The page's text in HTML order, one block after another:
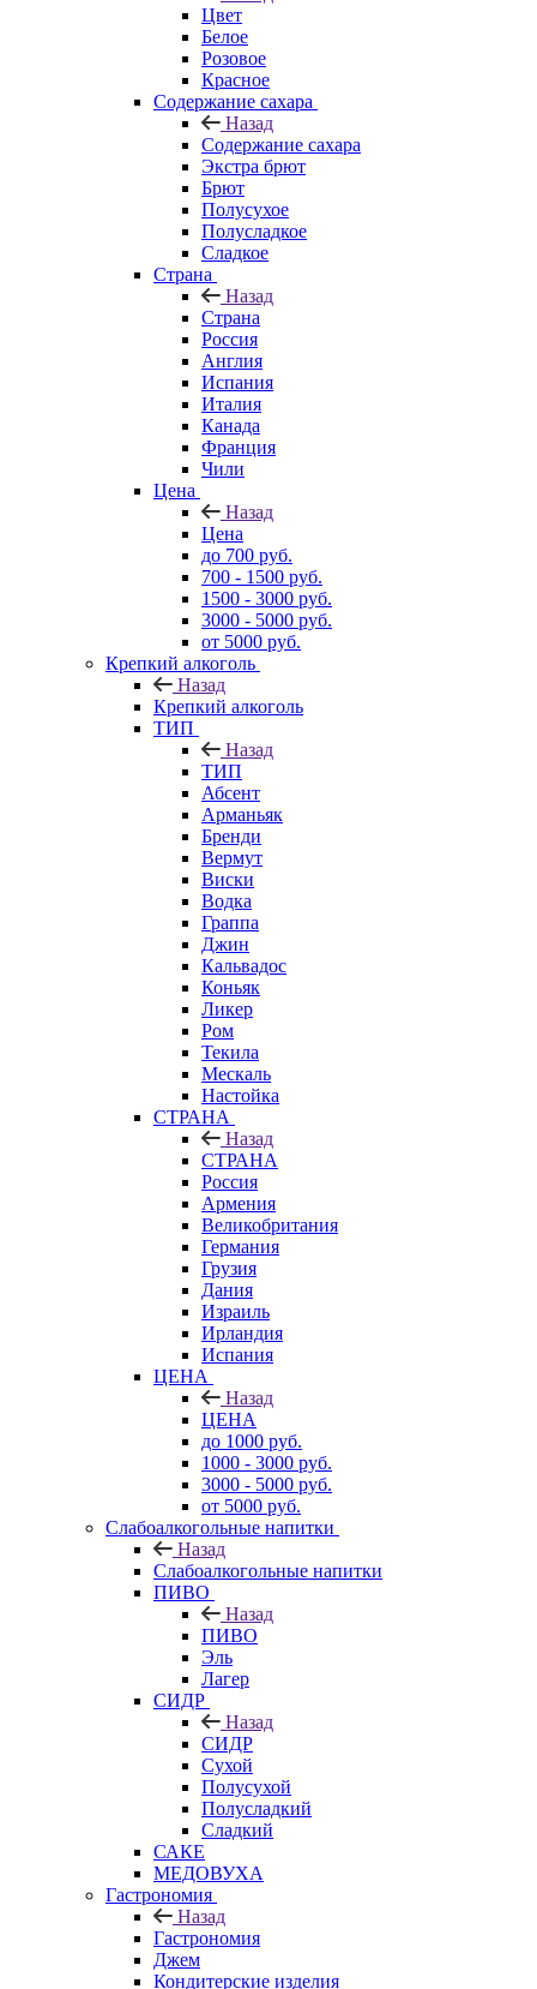
Цвет
Белое
Розовое
Красное
Содержание сахара
Назад
Содержание сахара
Экстра брют
Брют
Полусухое
Полусладкое
Сладкое
Страна
Назад
Страна
Россия
Англия
Испания
Италия
Канада
Франция
Чили
Цена
Назад
Цена
до 700 руб.
700 - 1500 руб.
1500 - 3000 руб.
3000 - 5000 руб.
от 5000 руб.
Крепкий алкоголь
Назад
Крепкий алкоголь
ТИП
Назад
ТИП
Абсент
Арманьяк
Бренди
Вермут
Виски
Водка
Граппа
Джин
Кальвадос
Коньяк
Ликер
Ром
Текила
Мескаль
Настойка
СТРАНА
Назад
СТРАНА
Россия
Армения
Великобритания
Германия
Грузия
Дания
Израиль
Ирландия
Испания
ЦЕНА
Назад
ЦЕНА
до 1000 руб.
1000 - 3000 руб.
3000 - 5000 руб.
от 5000 руб.
Слабоалкогольные напитки
Назад
Слабоалкогольные напитки
ПИВО
Назад
ПИВО
Эль
Лагер
СИДР
Назад
СИДР
Сухой
Полусухой
Полусладкий
Сладкий
САКЕ
МЕДОВУХА
Гастрономия
Назад
Гастрономия
Джем
Кондитерские изделия